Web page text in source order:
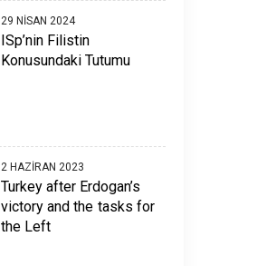
29 NISAN 2024
ISp’nin Filistin
Konusundaki Tutumu
2 HAZIRAN 2023
Turkey after Erdogan’s
victory and the tasks for
the Left